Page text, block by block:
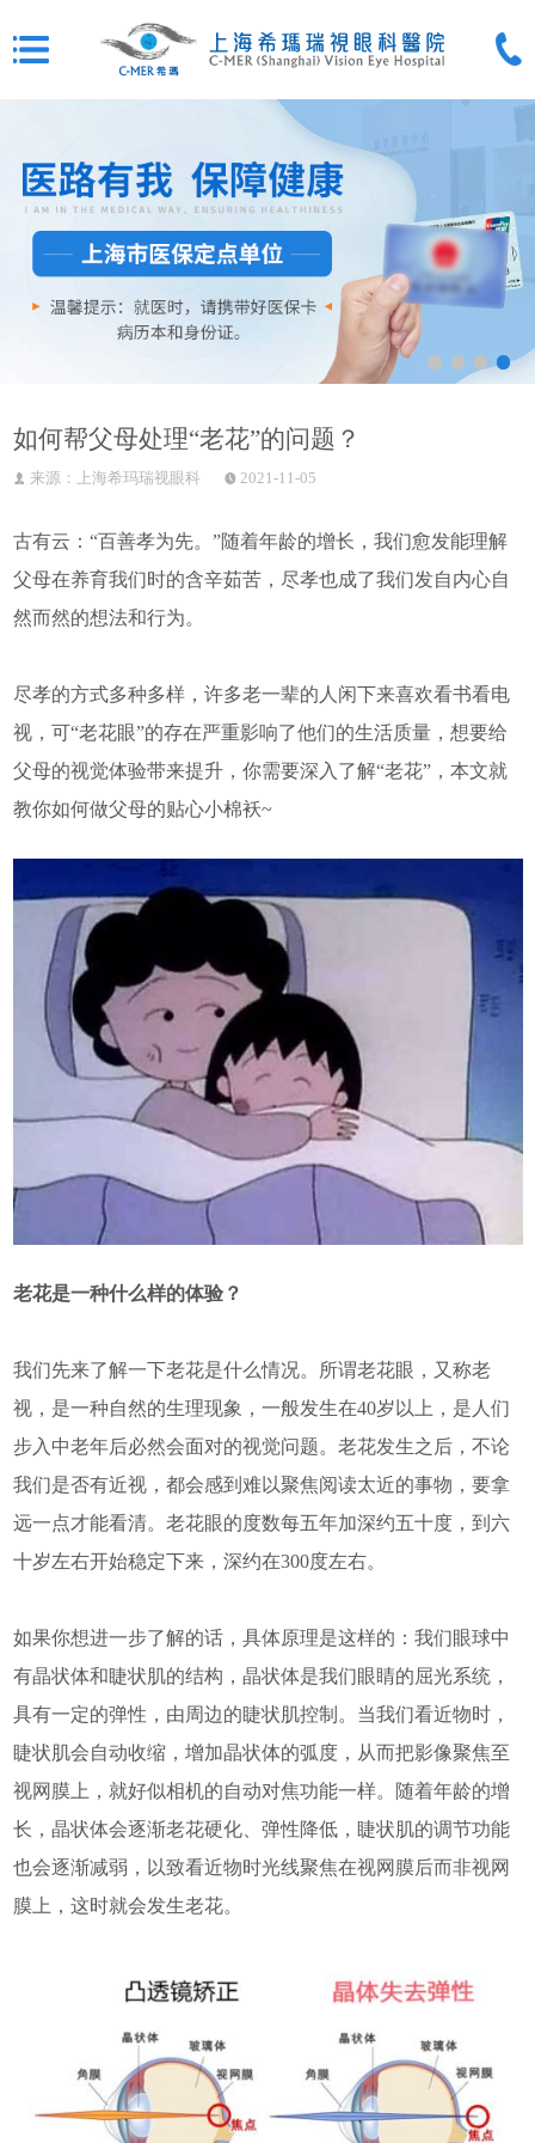
如何帮父母处理“老花”的问题？
来源：上海希玛瑞视眼科 2021-11-05
古有云：“百善孝为先。”随着年龄的增长，我们愈发能理解
父母在养育我们时的含辛茹苦，尽孝也成了我们发自内心自
然而然的想法和行为。
尽孝的方式多种多样，许多老一辈的人闲下来喜欢看书看电
视，可“老花眼”的存在严重影响了他们的生活质量，想要给
父母的视觉体验带来提升，你需要深入了解“老花”，本文就
教你如何做父母的贴心小棉袄~
老花是一种什么样的体验？
我们先来了解一下老花是什么情况。所谓老花眼，又称老
视，是一种自然的生理现象，一般发生在40岁以上，是人们
步入中老年后必然会面对的视觉问题。老花发生之后，不论
我们是否有近视，都会感到难以聚焦阅读太近的事物，要拿
远一点才能看清。老花眼的度数每五年加深约五十度，到六
十岁左右开始稳定下来，深约在300度左右。
如果你想进一步了解的话，具体原理是这样的：我们眼球中
有晶状体和睫状肌的结构，晶状体是我们眼睛的屈光系统，
具有一定的弹性，由周边的睫状肌控制。当我们看近物时，
睫状肌会自动收缩，增加晶状体的弧度，从而把影像聚焦至
视网膜上，就好似相机的自动对焦功能一样。随着年龄的增
长，晶状体会逐渐老花硬化、弹性降低，睫状肌的调节功能
也会逐渐减弱，以致看近物时光线聚焦在视网膜后而非视网
膜上，这时就会发生老花。